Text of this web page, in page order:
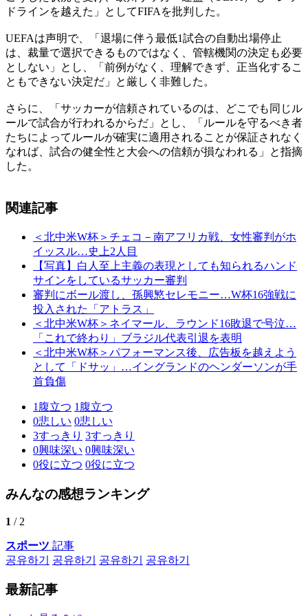
ドラインを越えた」としてFIFAを批判した。
UEFAは声明で、「退場に伴う最低1試合の自動出場停止
は、裁量で選択できるものではなく、管轄機関の決定も必要
としない」とし、「前例がなく、理解できず、正当化するこ
ともできない決定だ」と厳しく非難した。
さらに、「サッカーが信頼されているのは、どこでも同じル
ールで試合が行われるからだ」とし、「ルールを守るべき者
たちによってルールが確実に適用されることが保証されなく
なれば、試合の健全性と大会への信頼が損なわれる」と指摘
した。
関連記事
＜北中米W杯＞チェコ－南アフリカ戦、女性審判がホ
イッスル…史上2人目
【写真】白人至上主義の表現としても知られるハンド
サインをしているサッカー審判
審判にボール渡し、孫興慜セレモニー…W杯16強戦に
投入された「アトラス」
＜北中米W杯＞ネイマール、ラウンド16敗退で号泣…
「これで終わり」ブラジル代表引退を表明
＜北中米W杯＞パフォーマンス後、広告板を越えよう
として「ドサッ」…イングランドのヘンダーソンが手
首負傷
1 腹立つ 1 腹立つ
0悲しい 0悲しい
3すっきり 3すっきり
0興味深い 0興味深い
0役に立つ 0役に立つ
みんなの感想ランキング
1 / 2
スポーツ 記事
공유하기
공유하기 공유하기 공유하기
最新記事